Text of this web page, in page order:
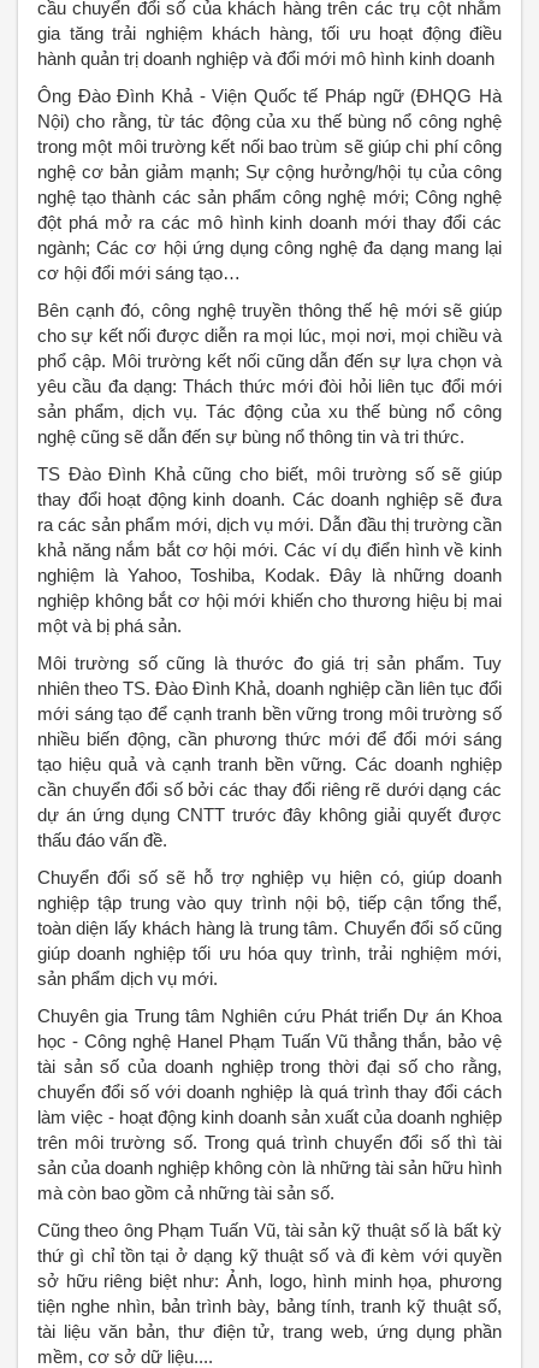
cầu chuyển đổi số của khách hàng trên các trụ cột nhằm
gia tăng trải nghiệm khách hàng, tối ưu hoạt động điều
hành quản trị doanh nghiệp và đổi mới mô hình kinh doanh
Ông Đào Đình Khả - Viện Quốc tế Pháp ngữ (ĐHQG Hà
Nội) cho rằng, từ tác động của xu thế bùng nổ công nghệ
trong một môi trường kết nối bao trùm sẽ giúp chi phí công
nghệ cơ bản giảm mạnh; Sự cộng hưởng/hội tụ của công
nghệ tạo thành các sản phẩm công nghệ mới; Công nghệ
đột phá mở ra các mô hình kinh doanh mới thay đổi các
ngành; Các cơ hội ứng dụng công nghệ đa dạng mang lại
cơ hội đổi mới sáng tạo…
Bên cạnh đó, công nghệ truyền thông thế hệ mới sẽ giúp
cho sự kết nối được diễn ra mọi lúc, mọi nơi, mọi chiều và
phổ cập. Môi trường kết nối cũng dẫn đến sự lựa chọn và
yêu cầu đa dạng: Thách thức mới đòi hỏi liên tục đổi mới
sản phẩm, dịch vụ. Tác động của xu thế bùng nổ công
nghệ cũng sẽ dẫn đến sự bùng nổ thông tin và tri thức.
TS Đào Đình Khả cũng cho biết, môi trường số sẽ giúp
thay đổi hoạt động kinh doanh. Các doanh nghiệp sẽ đưa
ra các sản phẩm mới, dịch vụ mới. Dẫn đầu thị trường cần
khả năng nắm bắt cơ hội mới. Các ví dụ điển hình về kinh
nghiệm là Yahoo, Toshiba, Kodak. Đây là những doanh
nghiệp không bắt cơ hội mới khiến cho thương hiệu bị mai
một và bị phá sản.
Môi trường số cũng là thước đo giá trị sản phẩm. Tuy
nhiên theo TS. Đào Đình Khả, doanh nghiệp cần liên tục đổi
mới sáng tạo để cạnh tranh bền vững trong môi trường số
nhiều biến động, cần phương thức mới để đổi mới sáng
tạo hiệu quả và cạnh tranh bền vững. Các doanh nghiệp
cần chuyển đổi số bởi các thay đổi riêng rẽ dưới dạng các
dự án ứng dụng CNTT trước đây không giải quyết được
thấu đáo vấn đề.
Chuyển đổi số sẽ hỗ trợ nghiệp vụ hiện có, giúp doanh
nghiệp tập trung vào quy trình nội bộ, tiếp cận tổng thể,
toàn diện lấy khách hàng là trung tâm. Chuyển đổi số cũng
giúp doanh nghiệp tối ưu hóa quy trình, trải nghiệm mới,
sản phẩm dịch vụ mới.
Chuyên gia Trung tâm Nghiên cứu Phát triển Dự án Khoa
học - Công nghệ Hanel Phạm Tuấn Vũ thẳng thắn, bảo vệ
tài sản số của doanh nghiệp trong thời đại số cho rằng,
chuyển đổi số với doanh nghiệp là quá trình thay đổi cách
làm việc - hoạt động kinh doanh sản xuất của doanh nghiệp
trên môi trường số. Trong quá trình chuyển đổi số thì tài
sản của doanh nghiệp không còn là những tài sản hữu hình
mà còn bao gồm cả những tài sản số.
Cũng theo ông Phạm Tuấn Vũ, tài sản kỹ thuật số là bất kỳ
thứ gì chỉ tồn tại ở dạng kỹ thuật số và đi kèm với quyền
sở hữu riêng biệt như: Ảnh, logo, hình minh họa, phương
tiện nghe nhìn, bản trình bày, bảng tính, tranh kỹ thuật số,
tài liệu văn bản, thư điện tử, trang web, ứng dụng phần
mềm, cơ sở dữ liệu....